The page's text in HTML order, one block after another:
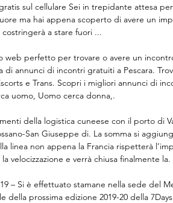
sul cellulare Sei in trepidante attesa
ma hai appena scoperto di avere un
costringerà a stare fuori ...
web perfetto per trovare o avere un
di annunci di incontri gratuiti a Pescara.
e Trans. Scopri i migliori annunci di
uomo, Uomo cerca donna,.
della logistica cuneese con il porto di
San Giuseppe di. La somma si
linea non appena la Francia rispetterà
velocizzazione e verrà chiusa finalmente la.
– Si è effettuato stamane nella sede del
della prossima edizione 2019-20 della